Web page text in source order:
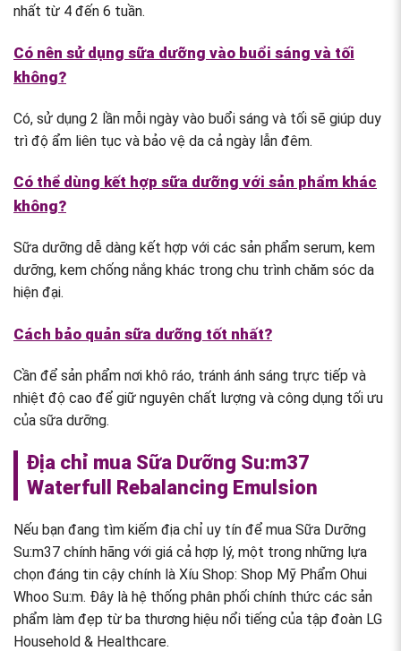
nhất từ 4 đến 6 tuần.
Có nên sử dụng sữa dưỡng vào buổi sáng và tối
không?
Có, sử dụng 2 lần mỗi ngày vào buổi sáng và tối sẽ giúp duy
trì độ ẩm liên tục và bảo vệ da cả ngày lẫn đêm.
Có thể dùng kết hợp sữa dưỡng với sản phẩm khác
không?
Sữa dưỡng dễ dàng kết hợp với các sản phẩm serum, kem
dưỡng, kem chống nắng khác trong chu trình chăm sóc da
hiện đại.
Cách bảo quản sữa dưỡng tốt nhất?
Cần để sản phẩm nơi khô ráo, tránh ánh sáng trực tiếp và
nhiệt độ cao để giữ nguyên chất lượng và công dụng tối ưu
của sữa dưỡng.
Địa chỉ mua Sữa Dưỡng Su:m37
Waterfull Rebalancing Emulsion
Nếu bạn đang tìm kiếm địa chỉ uy tín để mua Sữa Dưỡng
Su:m37 chính hãng với giá cả hợp lý, một trong những lựa
chọn đáng tin cậy chính là Xíu Shop: Shop Mỹ Phẩm Ohui
Whoo Su:m. Đây là hệ thống phân phối chính thức các sản
phẩm làm đẹp từ ba thương hiệu nổi tiếng của tập đoàn LG
Household & Healthcare.